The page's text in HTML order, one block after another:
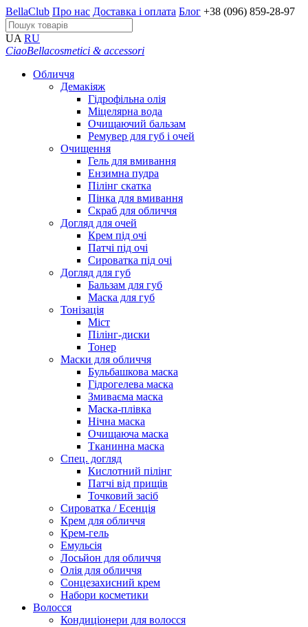
BellaClub Про нас Доставка і оплата Блог +38 (096) 859-28-97
UA RU
CiaoBellacosmetici & accessori
Обличчя
Демакіяж
Гідрофільна олія
Міцелярна вода
Очищаючий бальзам
Ремувер для губ і очей
Очищення
Гель для вмивання
Ензимна пудра
Пілінг скатка
Пінка для вмивання
Скраб для обличчя
Догляд для очей
Крем під очі
Патчі під очі
Сироватка під очі
Догляд для губ
Бальзам для губ
Маска для губ
Тонізація
Міст
Пілінг-диски
Тонер
Маски для обличчя
Бульбашкова маска
Гідрогелева маска
Змиваєма маска
Маска-плівка
Нічна маска
Очищаюча маска
Тканинна маска
Спец. догляд
Кислотний пілінг
Патчі від прищів
Точковий засіб
Сироватка / Есенція
Крем для обличчя
Крем-гель
Емульсія
Лосьйон для обличчя
Олія для обличчя
Сонцезахисний крем
Набори косметики
Волосся
Кондиціонери для волосся